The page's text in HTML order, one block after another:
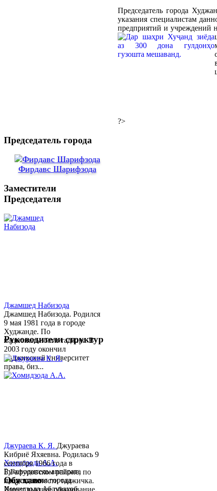
Председатель города
указания специалистам
предприятий и учреждений
?>
Председатель города
Фирдавс Шарифзода
Заместители
Председателя
Джамшед Набизода
Джамшед Набизода. Родился
9 мая 1981 года в городе
Худжанде. По
национальности таджик. В
2003 году окончил
Таджикский университет
права, биз...
Хомидзода А.А.
Руководитель аппарата
председателя города
Хомидзода Абдувахоб
Руководители структур
Джураева К. Я. Джураева
Кибриё Яхяевна. Родилась 9
сентября 1966 года в
Б.Гафуровском районе, по
национальности таджичка.
Обу хаво